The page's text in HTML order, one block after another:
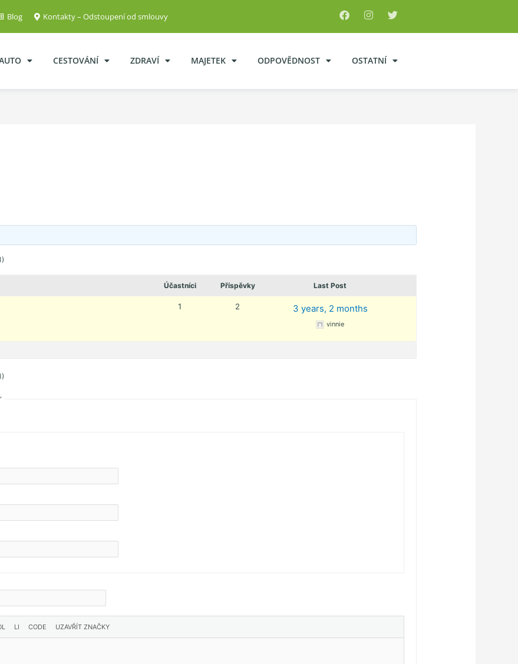
Blog Kontakty – Odstoupení od smlouvy
CESTOVÁNÍ ZDRAVÍ MAJETEK ODPOVĚDNOST OSTATNÍ
Účastníci Příspěvky Last Post
1 2 3 years, 2 months
vinnie